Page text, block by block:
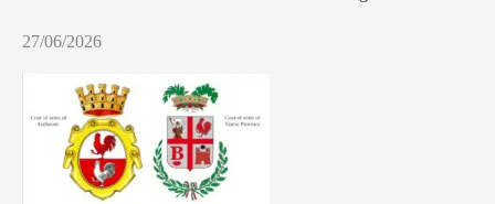
27/06/2026